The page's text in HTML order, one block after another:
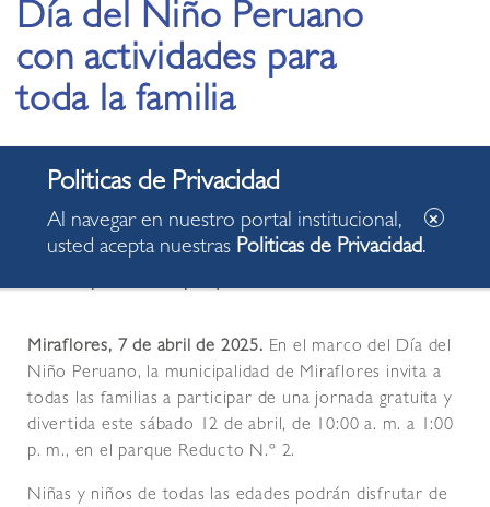
Día del Niño Peruano
con actividades para
toda la familia
07.04.2025
Este sábado 12 de abril, municipio organizará una
mañana llena de juegos, talleres, lectura y
Miraflores, 7 de abril de 2025. En el marco del Día del
Niño Peruano, la municipalidad de Miraflores invita a
todas las familias a participar de una jornada gratuita y
divertida este sábado 12 de abril, de 10:00 a. m. a 1:00
p. m., en el parque Reducto N.º 2.
Niñas y niños de todas las edades podrán disfrutar de
Al navegar en nuestro portal institucional,
usted acepta nuestras Politicas de Privacidad.